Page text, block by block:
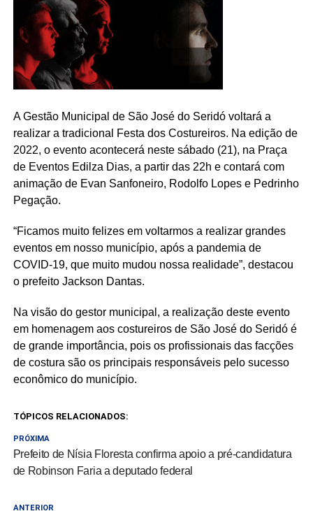
A Gestão Municipal de São José do Seridó voltará a
realizar a tradicional Festa dos Costureiros. Na edição de
2022, o evento acontecerá neste sábado (21), na Praça
de Eventos Edilza Dias, a partir das 22h e contará com
animação de Evan Sanfoneiro, Rodolfo Lopes e Pedrinho
Pegação.
“Ficamos muito felizes em voltarmos a realizar grandes
eventos em nosso município, após a pandemia de
COVID-19, que muito mudou nossa realidade”, destacou
o prefeito Jackson Dantas.
Na visão do gestor municipal, a realização deste evento
em homenagem aos costureiros de São José do Seridó é
de grande importância, pois os profissionais das facções
de costura são os principais responsáveis pelo sucesso
econômico do município.
TÓPICOS RELACIONADOS:
PRÓXIMA
Prefeito de Nísia Floresta confirma apoio a pré-candidatura
de Robinson Faria a deputado federal
ANTERIOR